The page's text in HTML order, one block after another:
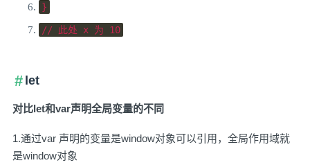
}
// 此处 x 为 10
let
对比let和var声明全局变量的不同
1.通过var 声明的变量是window对象可以引用，全局作用域就
是window对象